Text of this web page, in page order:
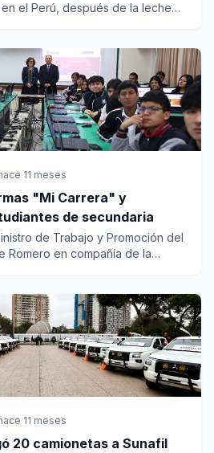
el Perú, después de la leche
11 meses
"Mi Carrera" y
de secundaria
de Trabajo y Promoción del
Romero en compañía de la
11 meses
20 camionetas a Sunafil